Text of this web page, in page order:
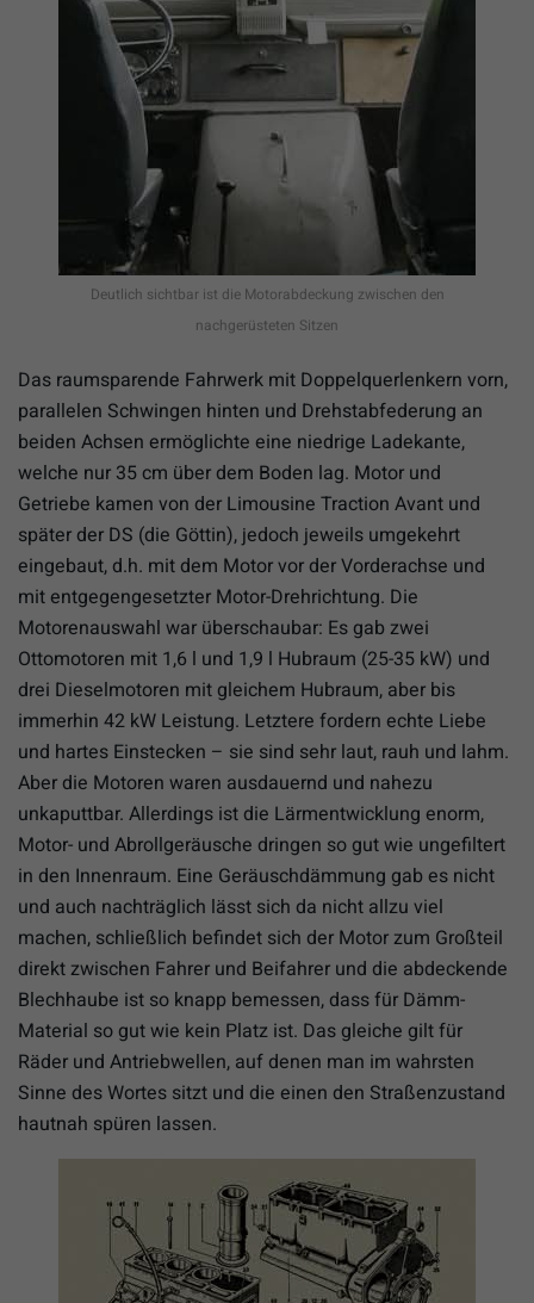
Deutlich sichtbar ist die Motorabdeckung zwischen den
nachgerüsteten Sitzen
Das raumsparende Fahrwerk mit Doppelquerlenkern vorn,
parallelen Schwingen hinten und Drehstabfederung an
beiden Achsen ermöglichte eine niedrige Ladekante,
welche nur 35 cm über dem Boden lag. Motor und
Getriebe kamen von der Limousine Traction Avant und
später der DS (die Göttin), jedoch jeweils umgekehrt
eingebaut, d.h. mit dem Motor vor der Vorderachse und
mit entgegengesetzter Motor-Drehrichtung. Die
Motorenauswahl war überschaubar: Es gab zwei
Ottomotoren mit 1,6 l und 1,9 l Hubraum (25-35 kW) und
drei Dieselmotoren mit gleichem Hubraum, aber bis
immerhin 42 kW Leistung. Letztere fordern echte Liebe
und hartes Einstecken – sie sind sehr laut, rauh und lahm.
Aber die Motoren waren ausdauernd und nahezu
unkaputtbar. Allerdings ist die Lärmentwicklung enorm,
Motor- und Abrollgeräusche dringen so gut wie ungefiltert
in den Innenraum. Eine Geräuschdämmung gab es nicht
und auch nachträglich lässt sich da nicht allzu viel
machen, schließlich befindet sich der Motor zum Großteil
direkt zwischen Fahrer und Beifahrer und die abdeckende
Blechhaube ist so knapp bemessen, dass für Dämm-
Material so gut wie kein Platz ist. Das gleiche gilt für
Räder und Antriebwellen, auf denen man im wahrsten
Sinne des Wortes sitzt und die einen den Straßenzustand
hautnah spüren lassen.